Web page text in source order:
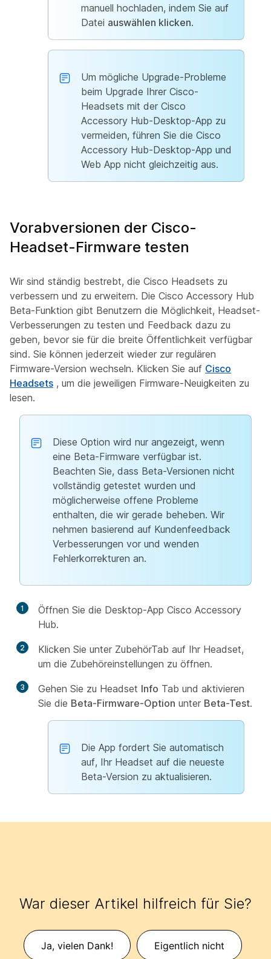
manuell hochladen, indem Sie auf
Datei auswählen klicken.
Um mögliche Upgrade-Probleme
beim Upgrade Ihrer Cisco-
Headsets mit der Cisco
Accessory Hub-Desktop-App zu
vermeiden, führen Sie die Cisco
Accessory Hub-Desktop-App und
Web App nicht gleichzeitig aus.
Vorabversionen der Cisco-
Headset-Firmware testen
Wir sind ständig bestrebt, die Cisco Headsets zu
verbessern und zu erweitern. Die Cisco Accessory Hub
Beta-Funktion gibt Benutzern die Möglichkeit, Headset-
Verbesserungen zu testen und Feedback dazu zu
geben, bevor sie für die breite Öffentlichkeit verfügbar
sind. Sie können jederzeit wieder zur regulären
Firmware-Version wechseln. Klicken Sie auf Cisco
Headsets , um die jeweiligen Firmware-Neuigkeiten zu
lesen.
Diese Option wird nur angezeigt, wenn
eine Beta-Firmware verfügbar ist.
Beachten Sie, dass Beta-Versionen nicht
vollständig getestet wurden und
möglicherweise offene Probleme
enthalten, die wir gerade beheben. Wir
nehmen basierend auf Kundenfeedback
Verbesserungen vor und wenden
Fehlerkorrekturen an.
1
Öffnen Sie die Desktop-App Cisco Accessory
Hub.
2 Klicken Sie unter ZubehörTab auf Ihr Headset,
um die Zubehöreinstellungen zu öffnen.
3 Gehen Sie zu Headset Info Tab und aktivieren
Sie die Beta-Firmware-Option unter Beta-Test.
Die App fordert Sie automatisch
auf, Ihr Headset auf die neueste
Beta-Version zu aktualisieren.
War dieser Artikel hilfreich für Sie?
Ja, vielen Dank! Eigentlich nicht